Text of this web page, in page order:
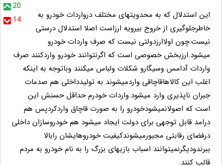
20
14
این استدلال که به محدویتهای مختلف درواردات خودرو به
خاطرجلوگیری از خروج بیرویه ارزاست اصلا استدلال درستی
نیست.چون اولاارزدولتی نیست که صرف واردات خودرو
میشود.ارزبخش خصوصی است که اگرنتوانند خودرو واردکنند صرف
واردات آدامس وسیگارو شکلات ولباس میکنند وباتوجه به اینکه
اغلب این کالاهاقاچاقی واردمیشوند به تولیدداخلی هم صدمات
جبران ناپذیری وارد میشود.واردات خودرم حداقل حسنش این
است که اصولانمیشودخودرو را به صورت قاچاق واردکردپس هم
درامد قابل توجهی برای دولت ایجاد میشود هم خودروسازان داخلی
درفضای رقابتی مجبورمیشوندکیفیت خودروهایشان رابالا
ببرندودیگرنمیتوانند اسباب بازیهای بزرگ را به نام خودرو به مردم
قالب کنند.